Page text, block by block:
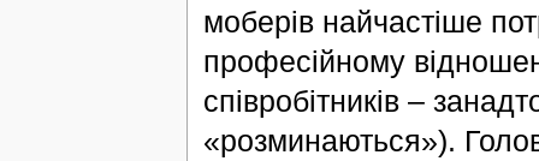
моберів найчастіше
професійному
співробітників –
«розминаються»).